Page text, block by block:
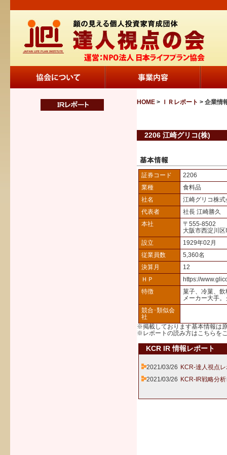
HOME > ＩＲレポート > 企業情
2206 江崎グリコ(株)
証券コード
2206
業種
食料品
社名
江崎グリコ株
代表者
社長 江崎勝久
本社
〒555-8502
大阪市西淀川
設立
1929年02月
従業員数
5,360名
決算月
12
ＨＰ
https://
特徴
菓子、冷菓、
メーカー大手
競合･類似会
社
※掲載しております基本情報は
※レポートの読み方はこちら を
KCR IR 情報レポート
2021/03/26 KCR-達人視点
2021/03/26 KCR-IR戦略分